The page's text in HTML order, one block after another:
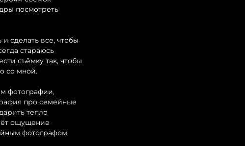
посмотреть
сделать все, чтобы
стараюсь
съёмку так, чтобы
со мной.
фотографии,
про семейные
тепло
ощущение
фотографом